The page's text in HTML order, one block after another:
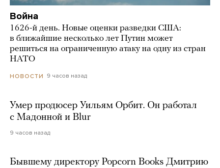
Война
1626-й день. Новые оценки разведки США:
в ближайшие несколько лет Путин может
решиться на ограниченную атаку на одну из стран
НАТО
НОВОСТИ 9 часов назад
Умер продюсер Уильям Орбит. Он работал
с Мадонной и Blur
9 часов назад
Бывшему директору Popcorn Books Дмитрию